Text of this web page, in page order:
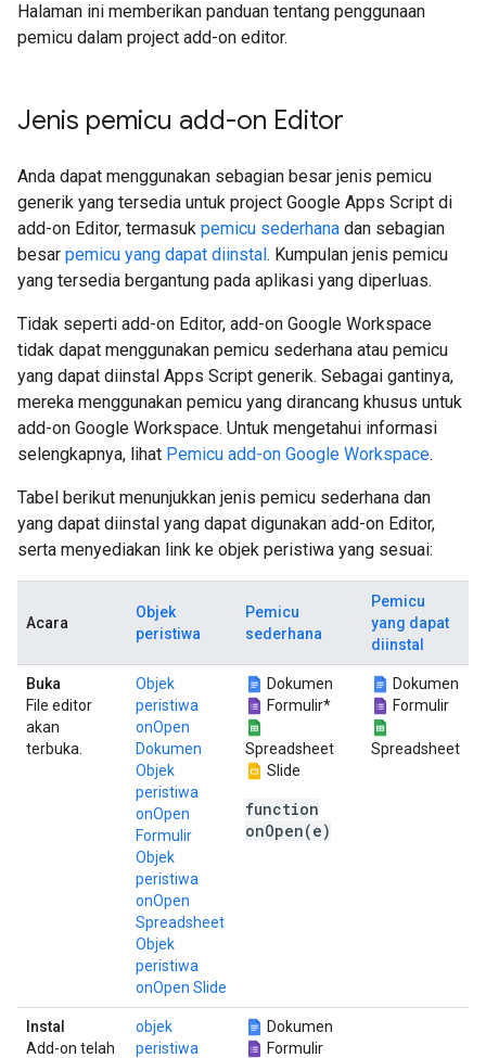
Halaman ini memberikan panduan tentang penggunaan
pemicu dalam project add-on editor.
Jenis pemicu add-on Editor
Anda dapat menggunakan sebagian besar jenis pemicu
generik yang tersedia untuk project Google Apps Script di
add-on Editor, termasuk pemicu sederhana dan sebagian
besar pemicu yang dapat diinstal. Kumpulan jenis pemicu
yang tersedia bergantung pada aplikasi yang diperluas.
Tidak seperti add-on Editor, add-on Google Workspace
tidak dapat menggunakan pemicu sederhana atau pemicu
yang dapat diinstal Apps Script generik. Sebagai gantinya,
mereka menggunakan pemicu yang dirancang khusus untuk
add-on Google Workspace. Untuk mengetahui informasi
selengkapnya, lihat Pemicu add-on Google Workspace.
Tabel berikut menunjukkan jenis pemicu sederhana dan
yang dapat diinstal yang dapat digunakan add-on Editor,
serta menyediakan link ke objek peristiwa yang sesuai:
Acara
Objek
peristiwa
Pemicu
sederhana
Pemicu
yang dapat
diinstal
Buka
File editor
akan
terbuka.
Objek
peristiwa
onOpen
Dokumen
Objek
peristiwa
onOpen
Formulir
Objek
peristiwa
onOpen
Spreadsheet
Objek
peristiwa
onOpen Slide
Dokumen
Formulir*
Spreadsheet
Slide
function
onOpen(e)
Dokumen
Formulir
Spreadsheet
Instal
Add-on telah
objek
peristiwa
Dokumen
Formulir